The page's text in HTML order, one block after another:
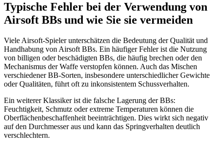
Typische Fehler bei der Verwendung von
Airsoft BBs und wie Sie sie vermeiden
Viele Airsoft-Spieler unterschätzen die Bedeutung der Qualität und
Handhabung von Airsoft BBs. Ein häufiger Fehler ist die Nutzung
von billigen oder beschädigten BBs, die häufig brechen oder den
Mechanismus der Waffe verstopfen können. Auch das Mischen
verschiedener BB-Sorten, insbesondere unterschiedlicher Gewichte
oder Qualitäten, führt oft zu inkonsistentem Schussverhalten.
Ein weiterer Klassiker ist die falsche Lagerung der BBs:
Feuchtigkeit, Schmutz oder extreme Temperaturen können die
Oberflächenbeschaffenheit beeinträchtigen. Dies wirkt sich negativ
auf den Durchmesser aus und kann das Springverhalten deutlich
verschlechtern.